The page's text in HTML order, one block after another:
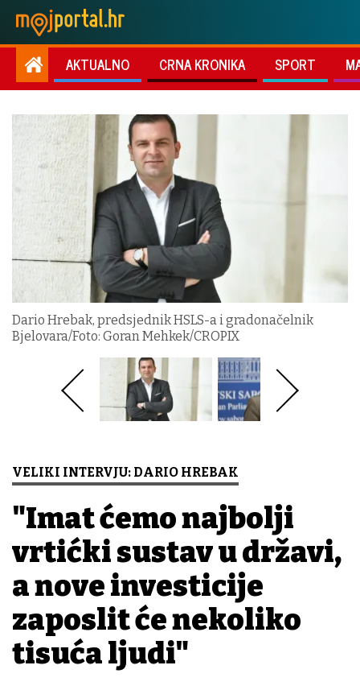
AKTUALNO CRNA KRONIKA SPORT
Dario Hrebak, predsjednik HSLS-a i gradonačelnik
Bjelovara/Foto: Goran Mehkek/CROPIX
VELIKI INTERVJU: DARIO HREBAK
"Imat ćemo najbolji
vrtićki sustav u državi,
a nove investicije
zaposlit će nekoliko
tisuća ljudi"